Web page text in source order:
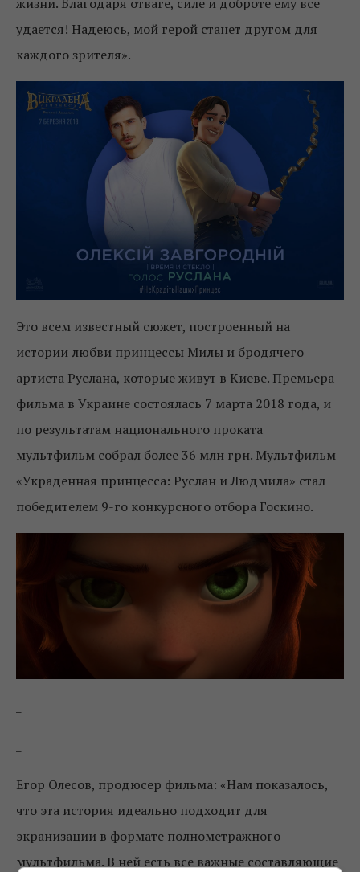
удается! Надеюсь, мой герой станет другом для
каждого зрителя».
Это всем известный сюжет, построенный на
истории любви принцессы Милы и бродячего
артиста Руслана, которые живут в Киеве. Премьера
фильма в Украине состоялась 7 марта 2018 года, и
по результатам национального проката
мультфильм собрал более 36 млн грн. Мультфильм
«Украденная принцесса: Руслан и Людмила» стал
победителем 9-го конкурсного отбора Госкино.
Егор Олесов, продюсер фильма: «Нам показалось,
что эта история идеально подходит для
экранизации в формате полнометражного
мультфильма. В ней есть все важные составляющие